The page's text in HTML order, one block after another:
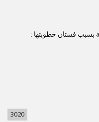
بسبب فستان خطوبتها :
3020